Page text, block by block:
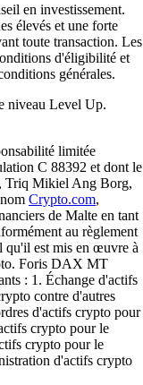
en investissement.
élevés et une forte
toute transaction. Les
d'éligibilité et
générales.
niveau Level Up.
limitée
C 88392 et dont le
Triq Mikiel Ang Borg,
Crypto.com,
de Malte en tant
au règlement
qu'il est mis en œuvre à
Foris DAX MT
: 1. Échange d'actifs
contre d'autres
d'actifs crypto pour
crypto pour le
crypto pour le
d'actifs crypto